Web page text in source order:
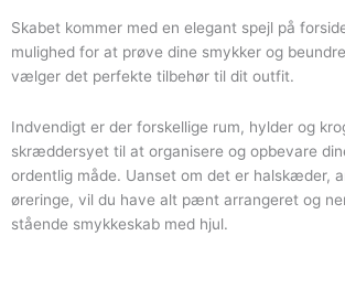
Skabet kommer med en elegant spejl på
mulighed for at prøve dine smykker og
vælger det perfekte tilbehør til dit outfit.
Indvendigt er der forskellige rum, hylder og
skræddersyet til at organisere og opbevare
ordentlig måde. Uanset om det er halskæder,
øreringe, vil du have alt pænt arrangeret og
stående smykkeskab med hjul.